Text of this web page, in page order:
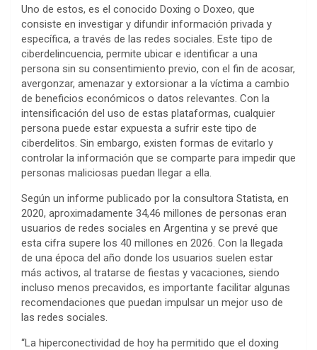
Uno de estos, es el conocido Doxing o Doxeo, que
consiste en investigar y difundir información privada y
específica, a través de las redes sociales. Este tipo de
ciberdelincuencia, permite ubicar e identificar a una
persona sin su consentimiento previo, con el fin de acosar,
avergonzar, amenazar y extorsionar a la víctima a cambio
de beneficios económicos o datos relevantes. Con la
intensificación del uso de estas plataformas, cualquier
persona puede estar expuesta a sufrir este tipo de
ciberdelitos. Sin embargo, existen formas de evitarlo y
controlar la información que se comparte para impedir que
personas maliciosas puedan llegar a ella.
Según un informe publicado por la consultora Statista, en
2020, aproximadamente 34,46 millones de personas eran
usuarios de redes sociales en Argentina y se prevé que
esta cifra supere los 40 millones en 2026. Con la llegada
de una época del año donde los usuarios suelen estar
más activos, al tratarse de fiestas y vacaciones, siendo
incluso menos precavidos, es importante facilitar algunas
recomendaciones que puedan impulsar un mejor uso de
las redes sociales.
“La hiperconectividad de hoy ha permitido que el doxing